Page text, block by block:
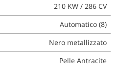
210 KW / 286 CV
Automatico (8)
Nero metallizzato
Pelle Antracite